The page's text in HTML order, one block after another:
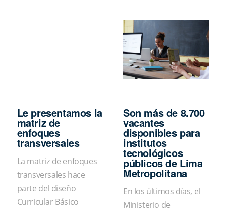
Le presentamos la
matriz de
enfoques
transversales
La matriz de enfoques
transversales hace
parte del diseño
Curricular Básico
Son más de 8.700
vacantes
disponibles para
institutos
tecnológicos
públicos de Lima
Metropolitana
En los últimos días, el
Ministerio de